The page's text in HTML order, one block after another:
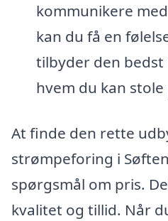
kommunikere
kan du få en
tilbyder den bedst
hvem du kan stole
At finde den rette
strømpeforing i
spørgsmål om pris.
kvalitet og tillid. Når